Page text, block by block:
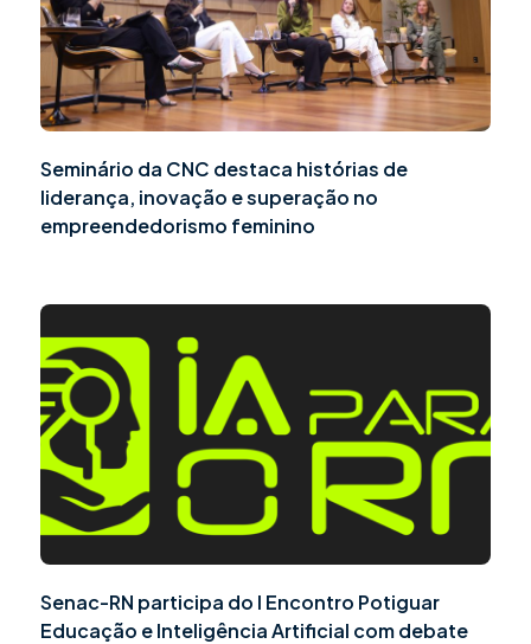
Seminário da CNC destaca histórias de
liderança, inovação e superação no
empreendedorismo feminino
Senac-RN participa do I Encontro Potiguar
Educação e Inteligência Artificial com debate